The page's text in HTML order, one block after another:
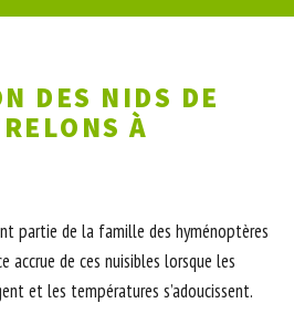
DES NIDS DE
À
partie de la famille des hyménoptères
accrue de ces nuisibles lorsque les
et les températures s’adoucissent.